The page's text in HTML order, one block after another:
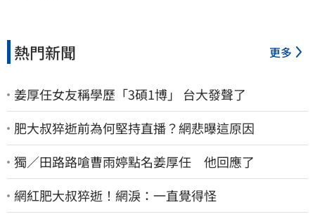
熱門新聞 更多
姜厚任女友稱學歷「3碩1博」 台大發聲了
肥大叔猝逝前為何堅持直播？網悲曝這原因
獨／田路路嗆曹雨婷點名姜厚任 他回應了
網紅肥大叔猝逝！網淚：一直覺得怪